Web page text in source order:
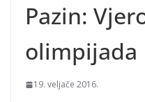
Pazin:
olimpijada
19. veljače 2016.